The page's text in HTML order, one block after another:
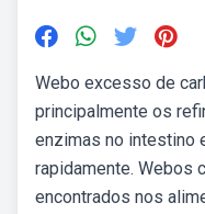
Webo excesso de
principalmente os
enzimas no intestino
rapidamente. Webos
encontrados nos